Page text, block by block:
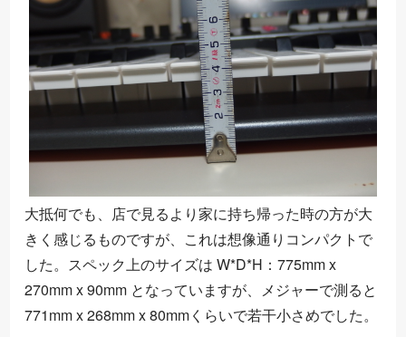
大抵何でも、店で見るより家に持ち帰った時の方が大
きく感じるものですが、これは想像通りコンパクトで
した。スペック上のサイズは W*D*H：775mm x
270mm x 90mm となっていますが、メジャーで測ると
771mm x 268mm x 80mmくらいで若干小さめでした。